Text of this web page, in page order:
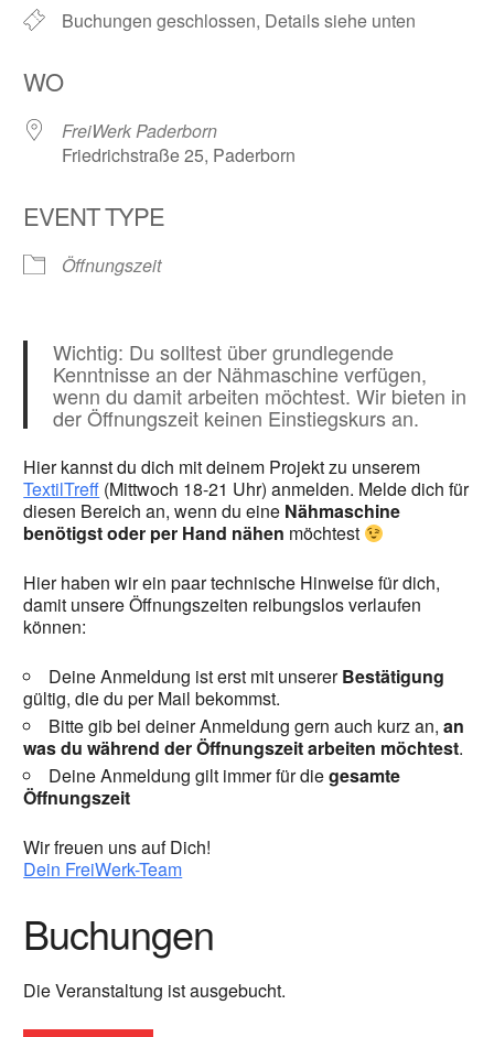
Buchungen geschlossen, Details siehe unten
WO
FreiWerk Paderborn
Friedrichstraße 25, Paderborn
EVENT TYPE
Öffnungszeit
Wichtig: Du solltest über grundlegende
Kenntnisse an der Nähmaschine verfügen,
wenn du damit arbeiten möchtest. Wir bieten in
der Öffnungszeit keinen Einstiegskurs an.
Hier kannst du dich mit deinem Projekt zu unserem
TextilTreff (Mittwoch 18-21 Uhr) anmelden. Melde dich für
diesen Bereich an, wenn du eine Nähmaschine
benötigst oder per Hand nähen möchtest
Hier haben wir ein paar technische Hinweise für dich,
damit unsere Öffnungszeiten reibungslos verlaufen
können:
Deine Anmeldung ist erst mit unsererBestätigung
gültig, die du per Mail bekommst.
Bitte gib bei deiner Anmeldung gern auch kurz an,an
was du während der Öffnungszeit arbeiten möchtest.
Deine Anmeldung gilt immer für diegesamte
Öffnungszeit
Wir freuen uns auf Dich!
Dein FreiWerk-Team
Buchungen
Die Veranstaltung ist ausgebucht.